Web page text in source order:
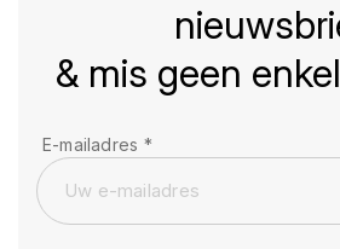
& mis geen
E-mailadres *